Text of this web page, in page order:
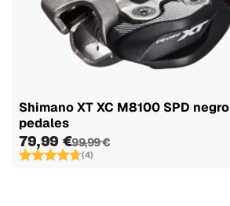
Shimano XT XC M8100 SPD negro
pedales
79,99 €99,99 €
(4)